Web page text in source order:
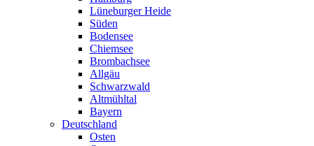
Lüneburger Heide
Süden
Bodensee
Chiemsee
Brombachsee
Allgäu
Schwarzwald
Altmühltal
Bayern
Deutschland
Osten